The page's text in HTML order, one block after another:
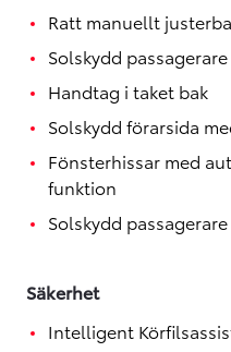
Ratt manuellt
Solskydd
Handtag i taket bak
Solskydd förarsida
Fönsterhissar med
funktion
Solskydd
Säkerhet
Intelligent